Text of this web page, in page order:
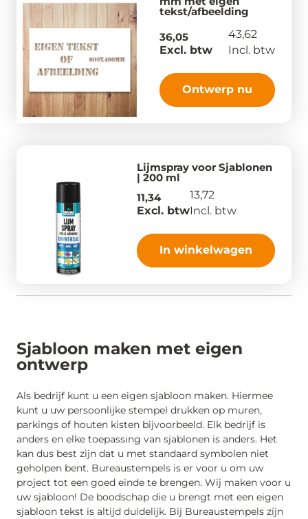
tekst/afbeelding
36,05
Excl. btw
43,62
Incl. btw
Ontwerp nu
Lijmspray voor Sjablonen
| 200 ml
11,34
Excl. btw
13,72
Incl. btw
In winkelwagen
Sjabloon maken met eigen
ontwerp
Als bedrijf kunt u een eigen sjabloon maken. Hiermee
kunt u uw persoonlijke stempel drukken op muren,
parkings of houten kisten bijvoorbeeld. Elk bedrijf is
anders en elke toepassing van sjablonen is anders. Het
kan dus best zijn dat u met standaard symbolen niet
geholpen bent. Bureaustempels is er voor u om uw
project tot een goed einde te brengen. Wij maken voor u
uw sjabloon! De boodschap die u brengt met een eigen
sjabloon tekst is altijd duidelijk. Bij Bureaustempels zijn